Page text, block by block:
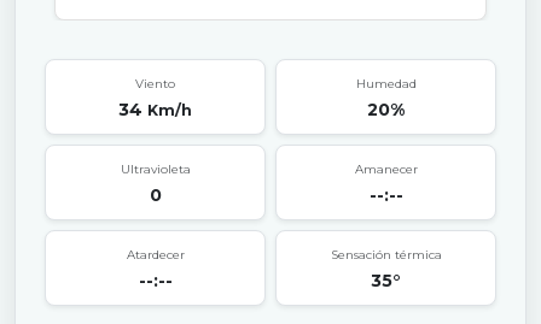
Viento
34 Km/h
Humedad
20%
Ultravioleta
0
Amanecer
--:--
Atardecer
--:--
Sensación térmica
35°